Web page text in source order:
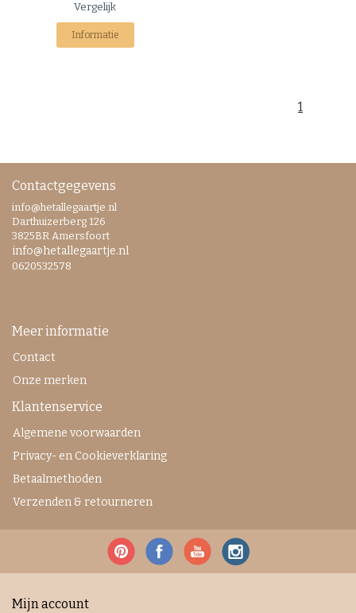
Vergelijk
Informatie
1
Contactgegevens
info@hetallegaartje.nl
Darthuizerberg 126
3825BR Amersfoort
info@hetallegaartje.nl
0620532578
Meer informatie
Contact
Onze merken
Klantenservice
Algemene voorwaarden
Privacy- en Cookieverklaring
Betaalmethoden
Verzenden & retourneren
Mijn account